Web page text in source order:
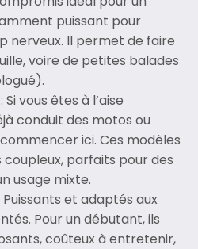
puissant pour
nerveux. Il permet de faire
voire de petites balades
vous êtes à l’aise
conduit des motos ou
ici. Ces modèles
parfaits pour des
usage mixte.
et adaptés aux
Pour un débutant, ils
coûteux à entretenir,